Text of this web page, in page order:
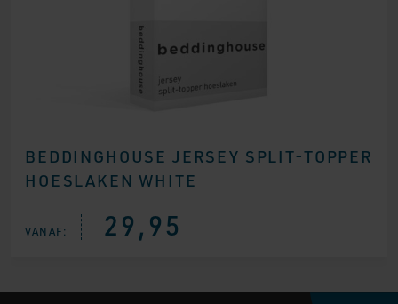
BEDDINGHOUSE JERSEY SPLIT-TOPPER
HOESLAKEN WHITE
VANAF: 29,95